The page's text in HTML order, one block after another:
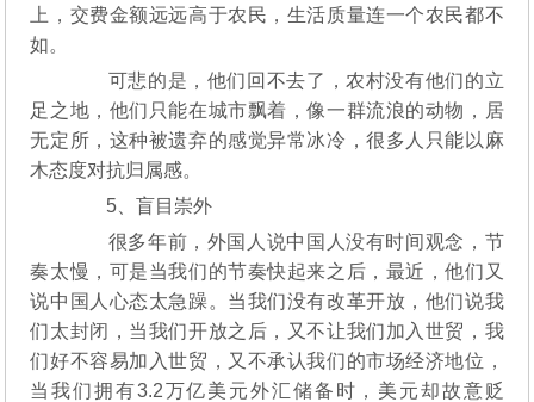
上，交费金额远远高于农民，生活质量连一个农民都不
如。
可悲的是，他们回不去了，农村没有他们的立
足之地，他们只能在城市飘着，像一群流浪的动物，居
无定所，这种被遗弃的感觉异常冰冷，很多人只能以麻
木态度对抗归属感。
5、盲目崇外
很多年前，外国人说中国人没有时间观念，节
奏太慢，可是当我们的节奏快起来之后，最近，他们又
说中国人心态太急躁。当我们没有改革开放，他们说我
们太封闭，当我们开放之后，又不让我们加入世贸，我
们好不容易加入世贸，又不承认我们的市场经济地位，
当我们拥有3.2万亿美元外汇储备时，美元却故意贬